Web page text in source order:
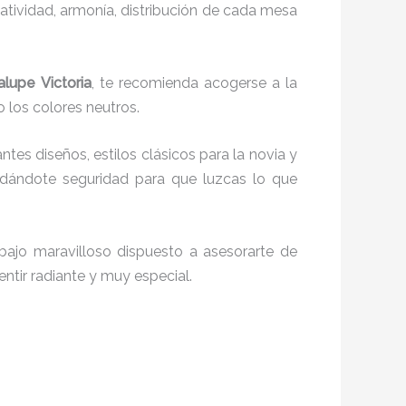
armonía, distribución de cada mesa
Victoria, te recomienda acogerse a la
los colores neutros.
diseños, estilos clásicos para la novia y
seguridad para que luzcas lo que
maravilloso dispuesto a asesorarte de
radiante y muy especial.